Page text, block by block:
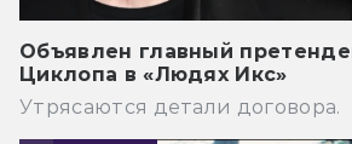
Объявлен главный
Циклопа в «Людях Икс»
Утрясаются детали договора.